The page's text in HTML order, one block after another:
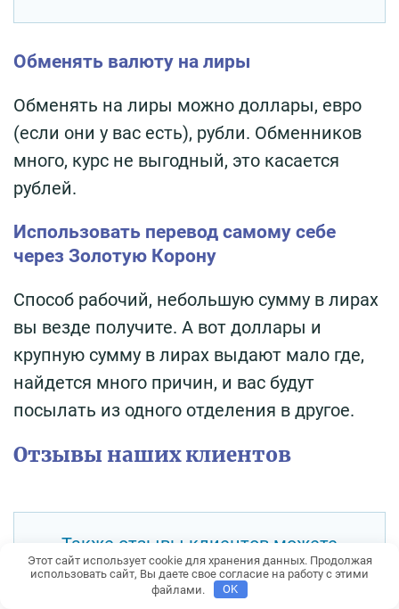
Обменять валюту на лиры
Обменять на лиры можно доллары, евро
(если они у вас есть), рубли. Обменников
много, курс не выгодный, это касается
рублей.
Использовать перевод самому себе
через Золотую Корону
Способ рабочий, небольшую сумму в лирах
вы везде получите. А вот доллары и
крупную сумму в лирах выдают мало где,
найдется много причин, и вас будут
посылать из одного отделения в другое.
Отзывы наших клиентов
Также отзывы клиентов можете
посмотреть в постах и
комментариях в нашем Telegram-
Этот сайт использует cookie для хранения данных. Продолжая
использовать сайт, Вы даете свое согласие на работу с этими
файлами.
OK